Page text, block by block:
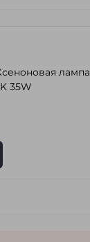
лампа
35W